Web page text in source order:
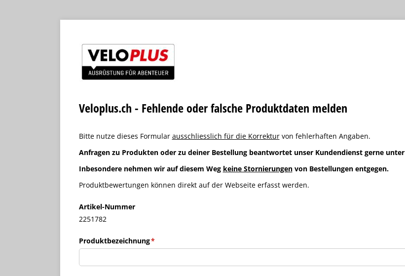
Veloplus.ch - Fehlende oder falsche Produktdaten melden
Bitte nutze dieses Formular ausschliesslich für die Korrekturvon fehlerhaften Angaben.
Anfragen zu Produkten oder zu deiner Bestellung beantwortet unser Kundendienst gerne unter
Inbesondere nehmen wir auf diesem Weg keine Stornierungenvon Bestellungen entgegen.
Produktbewertungen können direkt auf der Webseite erfasst werden.
Artikel-Nummer
2251782
Produktbezeichnung*
(erforderlich)